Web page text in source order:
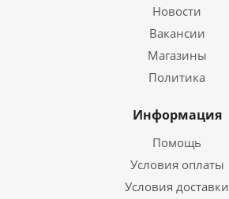
Новости
Вакансии
Магазины
Политика
Информация
Помощь
Условия оплаты
Условия доставки